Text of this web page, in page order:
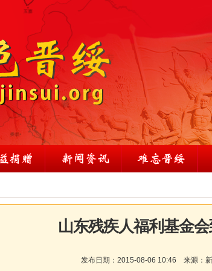
山东残疾人福利基金
发布日期： 2015-08-06 10:46 来源：